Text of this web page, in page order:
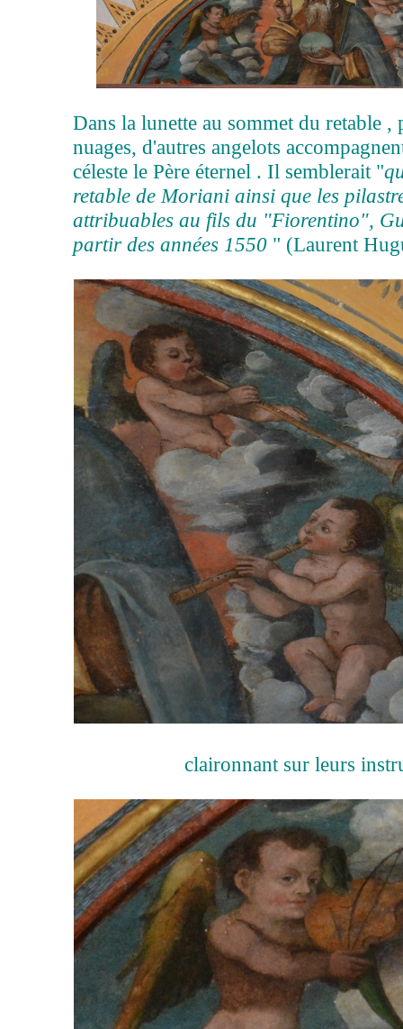
Dans la lunette au sommet du retable ,
nuages, d'autres angelots
céleste le Père éternel . Il semblerait "
retable de Moriani ainsi que les
attribuables au fils du "Fiorentino",
partir des années 1550 " (Laurent
claironnant sur leurs